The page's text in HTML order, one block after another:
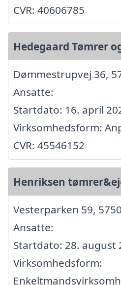
CVR: 40606785
Hedegaard Tømrer
Dømmestrupvej 36,
Ansatte:
Startdato: 16. april
Virksomhedsform:
CVR: 45546152
Henriksen
Vesterparken 59,
Ansatte:
Startdato: 28. august
Virksomhedsform: